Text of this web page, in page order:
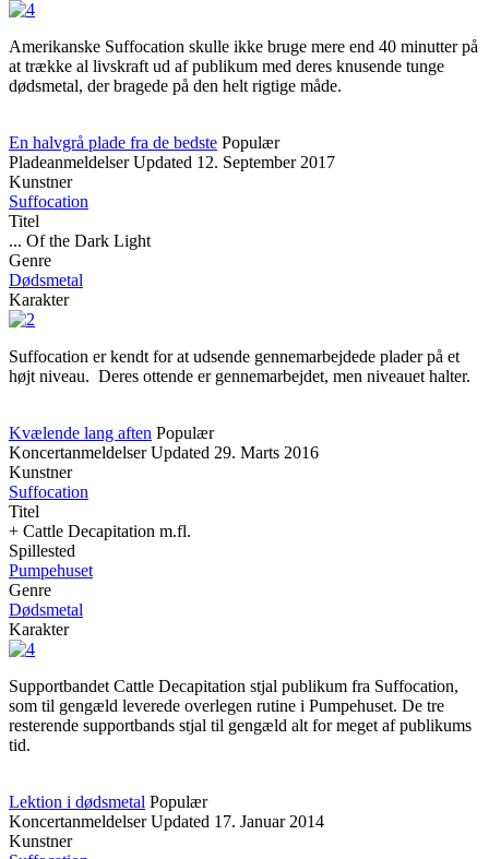
Amerikanske Suffocation skulle ikke bruge mere end 40 minutter på
at trække al livskraft ud af publikum med deres knusende tunge
dødsmetal, der bragede på den helt rigtige måde.
En halvgrå plade fra de bedste Populær
Pladeanmeldelser Updated 12. September 2017
Kunstner
Suffocation
Titel
... Of the Dark Light
Genre
Dødsmetal
Karakter
Suffocation er kendt for at udsende gennemarbejdede plader på et
højt niveau. Deres ottende er gennemarbejdet, men niveauet halter.
Kvælende lang aften Populær
Koncertanmeldelser Updated 29. Marts 2016
Kunstner
Suffocation
Titel
+ Cattle Decapitation m.fl.
Spillested
Pumpehuset
Genre
Dødsmetal
Karakter
Supportbandet Cattle Decapitation stjal publikum fra Suffocation,
som til gengæld leverede overlegen rutine i Pumpehuset. De tre
resterende supportbands stjal til gengæld alt for meget af publikums
tid.
Lektion i dødsmetal Populær
Koncertanmeldelser Updated 17. Januar 2014
Kunstner